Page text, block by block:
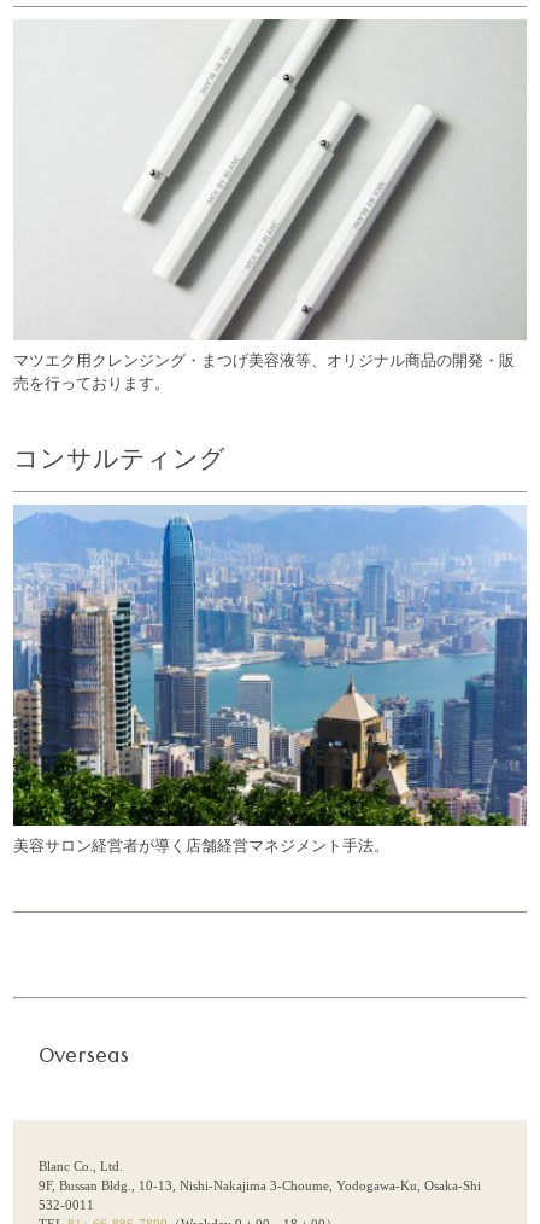
マツエク用クレンジング・まつげ美容液等、オリジナル商品の開発・販
売を行っております。
コンサルティング
美容サロン経営者が導く店舗経営マネジメント手法。
Overseas
Blanc Co., Ltd.
9F, Bussan Bldg., 10-13, Nishi-Nakajima 3-Choume, Yodogawa-Ku, Osaka-Shi
532-0011